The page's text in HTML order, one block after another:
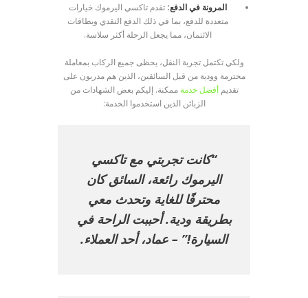
المرونة في الدفع: تقدم تاكسي اليرموك خيارات
متعددة للدفع، بما في ذلك الدفع النقدي وبطاقات
الائتمان، مما يجعل الرحلة أكثر سلاسة.
ولكي تكتمل تجربة النقل، يحظى جميع الركاب بمعاملة
محترمة وودية من قبل السائقين، الذين هم مدربون على
تقديمأفضل خدمة ممكنة. إليكم بعض الشهادات من
الزبائن الذين استخدموا الخدمة:
“كانت تجربتي مع تاكسي
اليرموك رائعة، السائق كان
محترفًا للغاية وتحدث معي
بطريقة ودية. أحببت الراحة في
السيارة!” – عماد، أحد العملاء.